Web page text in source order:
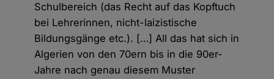
Schulbereich (das Recht auf das Kopftuch
bei Lehrerinnen, nicht-laizistische
Bildungsgänge etc.). […] All das hat sich in
Algerien von den 70ern bis in die 90er-
Jahre nach genau diesem Muster